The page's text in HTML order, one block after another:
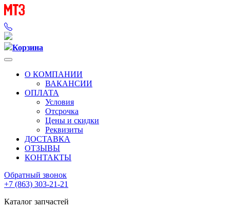
Корзина
О КОМПАНИИ
ВАКАНСИИ
ОПЛАТА
Условия
Отсрочка
Цены и скидки
Реквизиты
ДОСТАВКА
ОТЗЫВЫ
КОНТАКТЫ
Обратный звонок
+7 (863) 303-21-21
Каталог запчастей